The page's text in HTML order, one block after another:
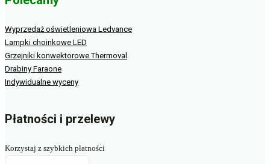
Wyprzedaż oświetleniowa Ledvance
Lampki choinkowe LED
Grzejniki konwektorowe Thermoval
Drabiny Faraone
Indywidualne wyceny
Płatności i przelewy
Korzystaj z szybkich płatności